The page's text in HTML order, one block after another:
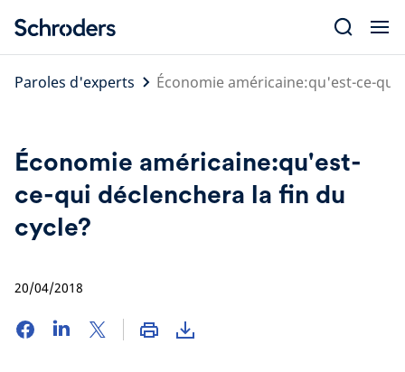
content
Paroles d'experts
Économie américaine:qu'est-ce-qui
Économie américaine:qu'est-
ce-qui déclenchera la fin du
cycle?
20/04/2018